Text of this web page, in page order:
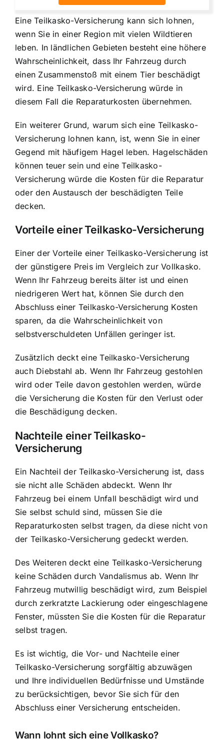
Eine Teilkasko-Versicherung kann sich lohnen,
wenn Sie in einer Region mit vielen Wildtieren
leben. In ländlichen Gebieten besteht eine höhere
Wahrscheinlichkeit, dass Ihr Fahrzeug durch
einen Zusammenstoß mit einem Tier beschädigt
wird. Eine Teilkasko-Versicherung würde in
diesem Fall die Reparaturkosten übernehmen.
Ein weiterer Grund, warum sich eine Teilkasko-
Versicherung lohnen kann, ist, wenn Sie in einer
Gegend mit häufigem Hagel leben. Hagelschäden
können teuer sein und eine Teilkasko-
Versicherung würde die Kosten für die Reparatur
oder den Austausch der beschädigten Teile
decken.
Vorteile einer Teilkasko-Versicherung
Einer der Vorteile einer Teilkasko-Versicherung ist
der günstigere Preis im Vergleich zur Vollkasko.
Wenn Ihr Fahrzeug bereits älter ist und einen
niedrigeren Wert hat, können Sie durch den
Abschluss einer Teilkasko-Versicherung Kosten
sparen, da die Wahrscheinlichkeit von
selbstverschuldeten Unfällen geringer ist.
Zusätzlich deckt eine Teilkasko-Versicherung
auch Diebstahl ab. Wenn Ihr Fahrzeug gestohlen
wird oder Teile davon gestohlen werden, würde
die Versicherung die Kosten für den Verlust oder
die Beschädigung decken.
Nachteile einer Teilkasko-
Versicherung
Ein Nachteil der Teilkasko-Versicherung ist, dass
sie nicht alle Schäden abdeckt. Wenn Ihr
Fahrzeug bei einem Unfall beschädigt wird und
Sie selbst schuld sind, müssen Sie die
Reparaturkosten selbst tragen, da diese nicht von
der Teilkasko-Versicherung gedeckt werden.
Des Weiteren deckt eine Teilkasko-Versicherung
keine Schäden durch Vandalismus ab. Wenn Ihr
Fahrzeug mutwillig beschädigt wird, zum Beispiel
durch zerkratzte Lackierung oder eingeschlagene
Fenster, müssten Sie die Kosten für die Reparatur
selbst tragen.
Es ist wichtig, die Vor- und Nachteile einer
Teilkasko-Versicherung sorgfältig abzuwägen
und Ihre individuellen Bedürfnisse und Umstände
zu berücksichtigen, bevor Sie sich für den
Abschluss einer Versicherung entscheiden.
Wann lohnt sich eine Vollkasko?